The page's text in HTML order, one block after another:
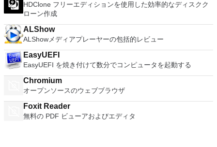
HDClone フリーエディションを使用した効率的なディスクク
ローン作成
ALShow
ALShowメディアプレーヤーの包括的レビュー
EasyUEFI
EasyUEFI を焼き付けて数分でコンピュータを起動する
Chromium
オープンソースのウェブブラウザ
Foxit Reader
無料の PDF ビューアおよびエディタ